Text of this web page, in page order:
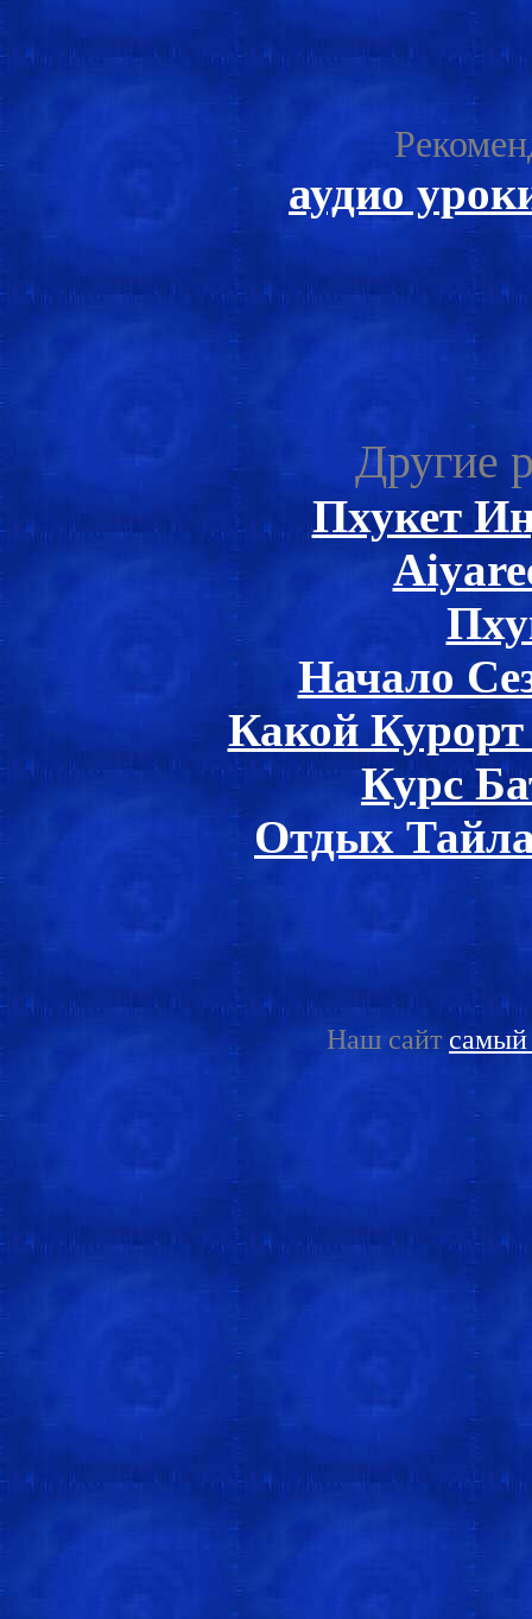
аудио
Другие
Пхукет
Начало
Какой
Курс
Отдых
Наш сайтсамый